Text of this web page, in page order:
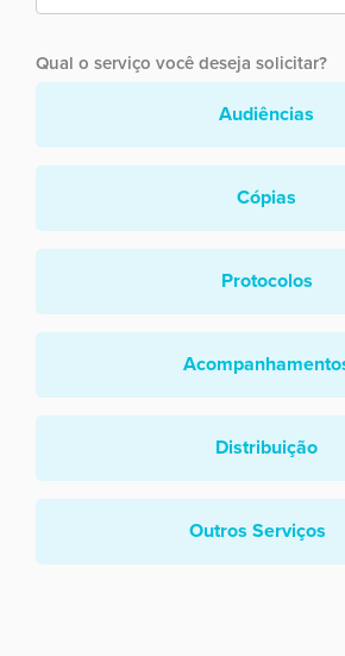
Qual o serviço você deseja solicitar?
Audiências
Cópias
Protocolos
Distribuição
Outros Serviços